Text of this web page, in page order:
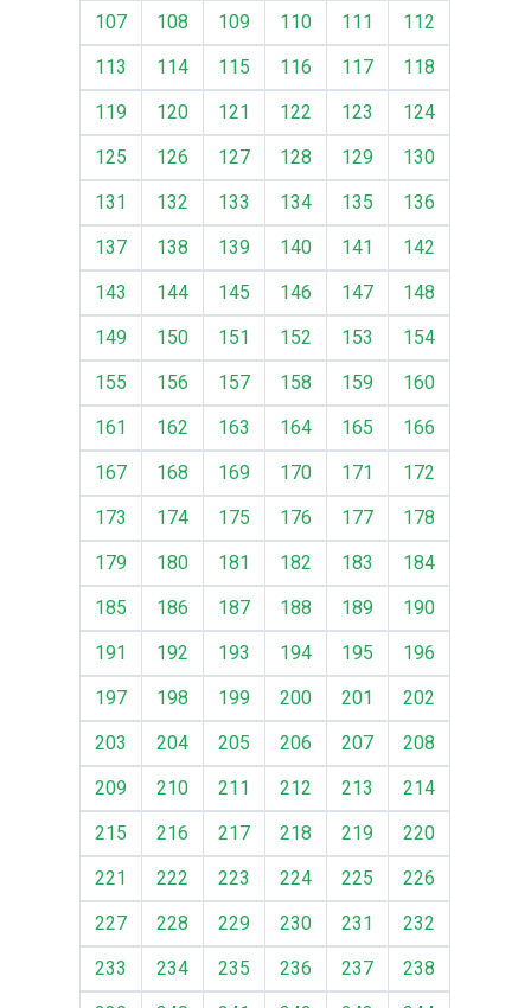
107
108 109 110 111
112
113
114 115 116 117
118
119
120 121 122 123
124
125
126 127 128 129
130
131
132 133 134 135
136
137
138 139 140 141
142
143
144 145 146 147
148
149
150 151 152 153
154
155
156 157 158 159
160
161
162 163 164 165
166
167
168 169 170 171
172
173
174 175 176 177
178
179
180 181 182 183
184
185
186 187 188 189
190
191
192 193 194 195
196
197
198 199 200 201
202
203
204 205 206 207
208
209
210 211 212 213
214
215
216 217 218 219
220
221
222 223 224 225
226
227
228 229 230 231
232
233
234 235 236 237
238